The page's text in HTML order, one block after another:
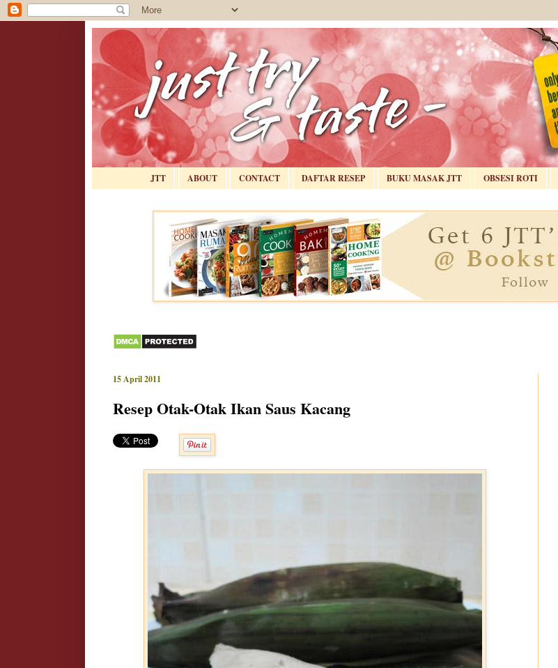
JTT ABOUT CONTACT DAFTAR RESEP BUKU MASAK JTT OBSESI ROTI
15 April 2011
Resep Otak-Otak Ikan Saus Kacang